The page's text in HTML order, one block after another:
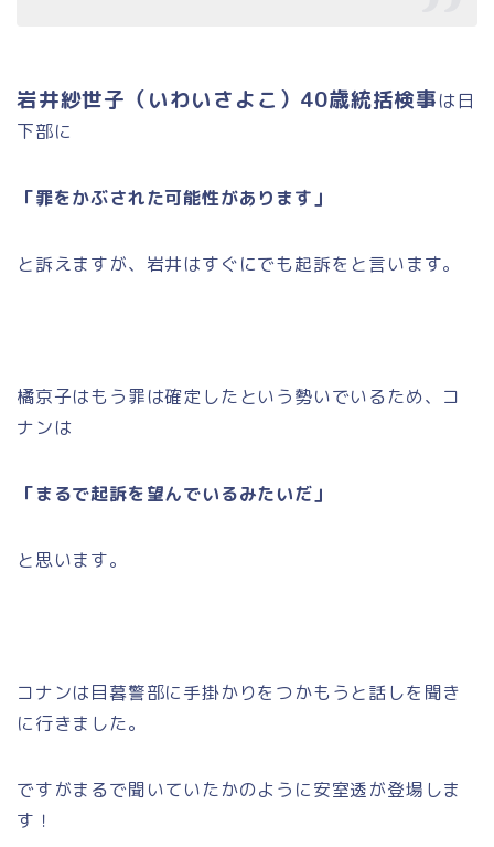
岩井紗世子（いわいさよこ）40歳統括検事は日
下部に
「罪をかぶされた可能性があります」
と訴えますが、岩井はすぐにでも起訴をと言います。
橘京子はもう罪は確定したという勢いでいるため、コ
ナンは
「まるで起訴を望んでいるみたいだ」
と思います。
コナンは目暮警部に手掛かりをつかもうと話しを聞き
に行きました。
ですがまるで聞いていたかのように安室透が登場しま
す！